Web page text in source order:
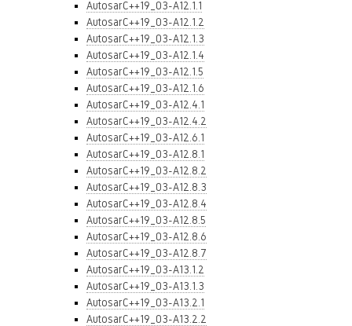
AutosarC++19_03-A12.1.1
AutosarC++19_03-A12.1.2
AutosarC++19_03-A12.1.3
AutosarC++19_03-A12.1.4
AutosarC++19_03-A12.1.5
AutosarC++19_03-A12.1.6
AutosarC++19_03-A12.4.1
AutosarC++19_03-A12.4.2
AutosarC++19_03-A12.6.1
AutosarC++19_03-A12.8.1
AutosarC++19_03-A12.8.2
AutosarC++19_03-A12.8.3
AutosarC++19_03-A12.8.4
AutosarC++19_03-A12.8.5
AutosarC++19_03-A12.8.6
AutosarC++19_03-A12.8.7
AutosarC++19_03-A13.1.2
AutosarC++19_03-A13.1.3
AutosarC++19_03-A13.2.1
AutosarC++19_03-A13.2.2